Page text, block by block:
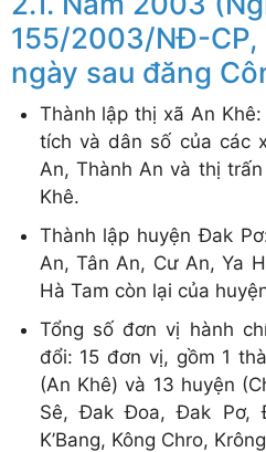
155/2003/NĐ-CP,
ngày sau đăng
Thành lập thị xã An
tích và dân số của các
An, Thành An và thị
Khê.
Thành lập huyện Đak
An, Tân An, Cư An, Ya
Hà Tam còn lại của
Tổng số đơn vị hành
đổi: 15 đơn vị, gồm 1
(An Khê) và 13 huyện
Sê, Đak Đoa, Đak Pơ,
K’Bang, Kông Chro,